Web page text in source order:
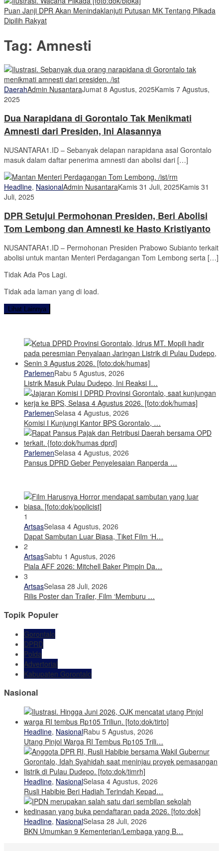
Puan Janji DPR Akan Menindaklanjuti Putusan MK Tentang Pilkada
Dipilih Rakyat
Tag: Amnesti
DaerahAdmin NusantaraJumat 8 Agustus, 2025Kamis 7 Agustus,
2025
Dua Narapidana di Gorontalo Tak Menikmati
Amnesti dari Presiden, Ini Alasannya
NUSANTARA1.ID – Sebanyak delapan narapidana asal Gorontalo
masuk dalam daftar penerima amnesti dan abolisi dari […]
Headline, NasionalAdmin NusantaraKamis 31 Juli, 2025Kamis 31
Juli, 2025
DPR Setujui Permohonan Presiden, Beri Abolisi
Tom Lembong dan Amnesti ke Hasto Kristiyanto
NUSANTARA1.ID – Permohonan Presiden Prabowo Subianto terkait
abolisi untuk mantan Menteri Perdagangan Tom Lembong serta […]
Tidak Ada Pos Lagi.
Tidak ada laman yang di load.
Lihat Lainnya
ParlemenRabu 5 Agustus, 2026
Listrik Masuk Pulau Dudepo, Ini Reaksi I…
ParlemenSelasa 4 Agustus, 2026
Komisi I Kunjungi Kantor BPS Gorontalo, …
ParlemenSelasa 4 Agustus, 2026
Pansus DPRD Geber Penyelesaian Ranperda …
1
ArtsasSelasa 4 Agustus, 2026
Dapat Sambutan Luar Biasa, Tiket Film ‘H…
2
ArtsasSabtu 1 Agustus, 2026
Piala AFF 2026: Mitchell Baker Pimpin Da…
3
ArtsasSelasa 28 Juli, 2026
Rilis Poster dan Trailer, Film ‘Memburu …
Topik Populer
Gorontalo
DPRD
Polda
Advertorial
Kabupaten Gorontalo
Nasional
Headline, NasionalRabu 5 Agustus, 2026
Utang Pinjol Warga RI Tembus Rp105 Trili…
Headline, NasionalSelasa 4 Agustus, 2026
Rusli Habibie Beri Hadiah Terindah Kepad…
Headline, NasionalSelasa 28 Juli, 2026
BKN Umumkan 9 Kementerian/Lembaga yang B…